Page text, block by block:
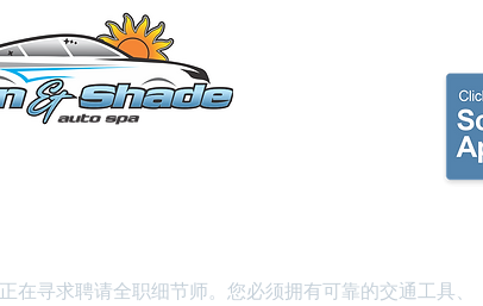
在寻求聘请全职细节师。您必须拥有可靠的交通工具、